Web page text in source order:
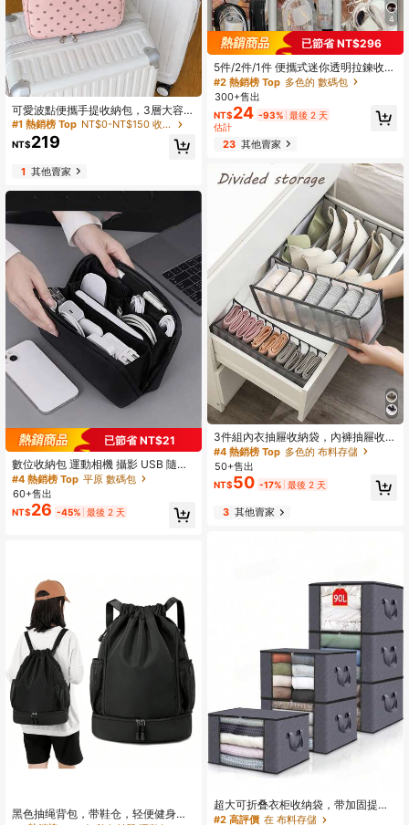
可愛波點便攜手提收納包，3層大容量
隔層設計，可輕鬆收納保養品、化妝
刷、口紅、粉餅、盥洗用品及其他日
常必需品。防水布料，耐髒易清潔，
計方便攜帶，拉鍊開合順暢。適用於
色實用百搭
#1 熱銷榜 Top NT$0-NT$150 收納包
NT$219
1其他賣家
已節省 NT$21
數位收納包 運動相機 攝影 USB 隨身
碟 充電線 分類收納 便攜旅行收納袋
#4 熱銷榜 Top 平原 數碼包
60+售出
NT$26 -45% 最後 2 天
黑色抽绳背包，带鞋仓，轻便健身
4
已節省 NT$296
5件/2件/1件 便攜式迷你透明拉鍊收納
袋，小型多功能收納袋，透明旅行配
件收納包，旅行必需品，電子產品收
納袋
#2 熱銷榜 Top 多色的 數碼包
300+售出
NT$24 -93% 最後 2 天
估計
23其他賣家
3件組內衣抽屜收納袋，內褲抽屜收納
盒，內衣收納盒，衣櫃收納盒，抽屜
收納盒，網格抽屜收納盒
#4 熱銷榜 Top 多色的 布料存儲
50+售出
NT$50 -17% 最後 2 天
3其他賣家
超大可折叠衣柜收纳袋，带加固提
手；超大搬家纸箱，带拉链；多功能
#2 高評價 在 布料存儲